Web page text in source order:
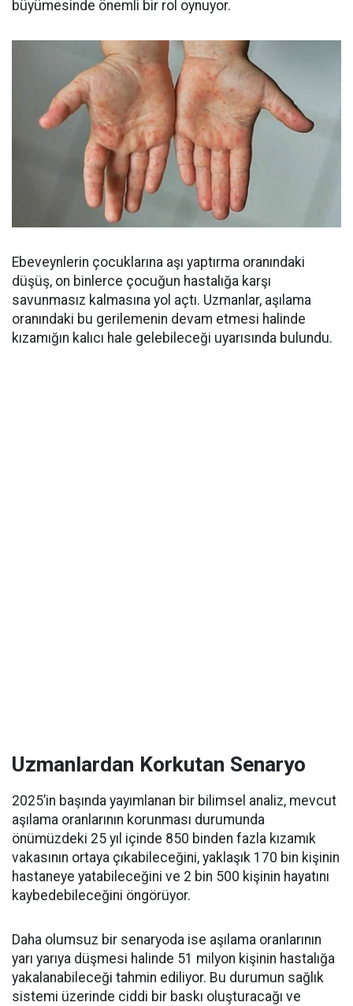
büyümesinde önemli bir rol oynuyor.
Ebeveynlerin çocuklarına aşı yaptırma oranındaki
düşüş, on binlerce çocuğun hastalığa karşı
savunmasız kalmasına yol açtı. Uzmanlar, aşılama
oranındaki bu gerilemenin devam etmesi halinde
kızamığın kalıcı hale gelebileceği uyarısında bulundu.
Uzmanlardan Korkutan Senaryo
2025’in başında yayımlanan bir bilimsel analiz, mevcut
aşılama oranlarının korunması durumunda
önümüzdeki 25 yıl içinde 850 binden fazla kızamık
vakasının ortaya çıkabileceğini, yaklaşık 170 bin kişinin
hastaneye yatabileceğini ve 2 bin 500 kişinin hayatını
kaybedebileceğini öngörüyor.
Daha olumsuz bir senaryoda ise aşılama oranlarının
yarı yarıya düşmesi halinde 51 milyon kişinin hastalığa
yakalanabileceği tahmin ediliyor. Bu durumun sağlık
sistemi üzerinde ciddi bir baskı oluşturacağı ve